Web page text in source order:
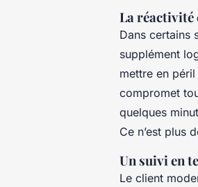
La réactivité
Dans certains
supplément
mettre en
compromet
quelques
Ce n’est plus
Un suivi en
Le client